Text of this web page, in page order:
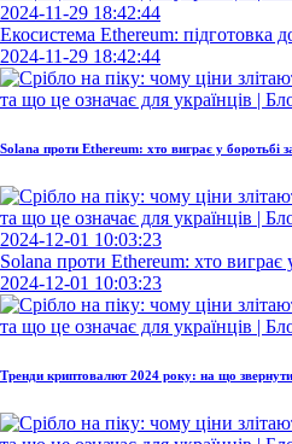
2024-11-29 18:42:44
Екосистема Ethereum: підготовка
2024-11-29 18:42:44
Solana проти Ethereum: хто виграє у боротьбі
2024-12-01 10:03:23
Solana проти Ethereum: хто виграє
2024-12-01 10:03:23
Тренди криптовалют 2024 року: на що